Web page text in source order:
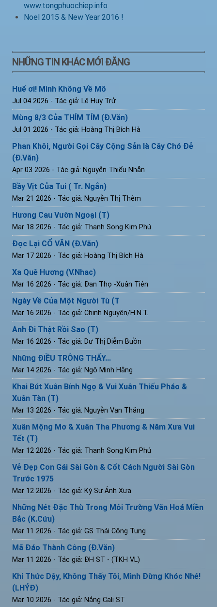
www.tongphuochiep.info
Noel 2015 & New Year 2016 !
NHỮNG TIN KHÁC MỚI ĐĂNG
Huế ơi! Mình Không Về Mô
Jul 04 2026 - Tác giả: Lê Huy Trử
Mùng 8/3 Của THÍM TÍM (Đ.Văn)
Jul 01 2026 - Tác giả: Hoàng Thị Bích Hà
Phan Khôi, Người Gọi Cây Cộng Sản là Cây Chó Đẻ
(Đ.Văn)
Apr 03 2026 - Tác giả: Nguyễn Thiếu Nhẫn
Bầy Vịt Của Tui ( Tr. Ngắn)
Mar 21 2026 - Tác giả: Nguyễn Thị Thêm
Hương Cau Vườn Ngoại (T)
Mar 18 2026 - Tác giả: Thanh Song Kim Phú
Đọc Lại CỔ VĂN (Đ.Văn)
Mar 17 2026 - Tác giả: Hoàng Thị Bích Hà
Xa Quê Hương (V.Nhac)
Mar 16 2026 - Tác giả: Đan Thọ -Xuân Tiên
Ngày Về Của Một Người Tù (T
Mar 16 2026 - Tác giả: Chinh Nguyên/H.N.T.
Anh Đi Thật Rồi Sao (T)
Mar 16 2026 - Tác giả: Dư Thị Diễm Buồn
Những ĐIỀU TRÔNG THẤY...
Mar 14 2026 - Tác giả: Ngô Minh Hằng
Khai Bút Xuân Bính Ngọ & Vui Xuân Thiếu Pháo &
Xuân Tàn (T)
Mar 13 2026 - Tác giả: Nguyễn Vạn Thắng
Xuân Mộng Mơ & Xuân Tha Phương & Năm Xưa Vui
Tết (T)
Mar 12 2026 - Tác giả: Thanh Song Kim Phú
Vẻ Đẹp Con Gái Sài Gòn & Cốt Cách Người Sài Gòn
Trước 1975
Mar 12 2026 - Tác giả: Ký Sự Ảnh Xưa
Những Nét Đặc Thù Trong Môi Trường Văn Hoá Miền
Bắc (K.Cứu)
Mar 11 2026 - Tác giả: GS Thái Công Tụng
Mã Đáo Thành Công (Đ.Văn)
Mar 11 2026 - Tác giả: ĐH ST - (TKH VL)
Khi Thức Dậy, Không Thấy Tôi, Mình Đừng Khóc Nhé!
(LHÝĐ)
Mar 10 2026 - Tác giả: Nắng Cali ST